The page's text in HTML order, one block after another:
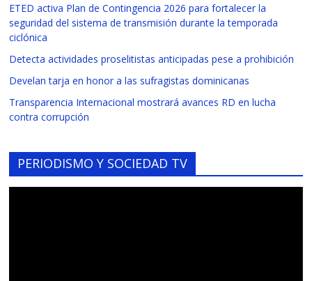
ETED activa Plan de Contingencia 2026 para fortalecer la
seguridad del sistema de transmisión durante la temporada
ciclónica
Detecta actividades proselitistas anticipadas pese a prohibición
Develan tarja en honor a las sufragistas dominicanas
Transparencia Internacional mostrará avances RD en lucha
contra corrupción
PERIODISMO Y SOCIEDAD TV